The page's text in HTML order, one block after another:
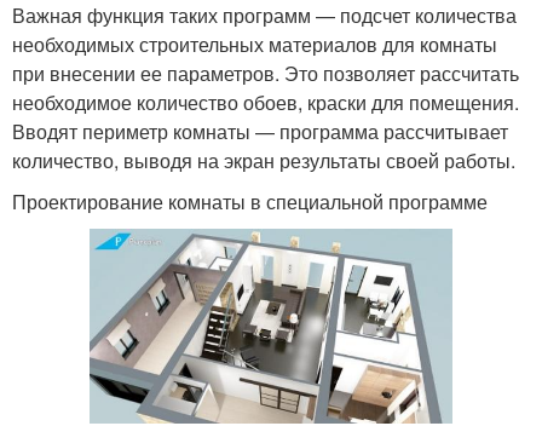
Важная функция таких программ — подсчет количества
необходимых строительных материалов для комнаты
при внесении ее параметров. Это позволяет рассчитать
необходимое количество обоев, краски для помещения.
Вводят периметр комнаты — программа рассчитывает
количество, выводя на экран результаты своей работы.
Проектирование комнаты в специальной программе